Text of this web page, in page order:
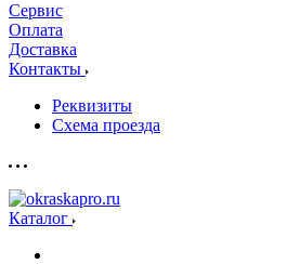
Сервис
Оплата
Доставка
Контакты
Реквизиты
Схема проезда
Каталог